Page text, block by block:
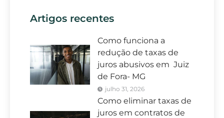
Artigos recentes
Como funciona a
redução de taxas de
juros abusivos em Juiz
de Fora- MG
julho 31, 2026
Como eliminar taxas de
juros em contratos de